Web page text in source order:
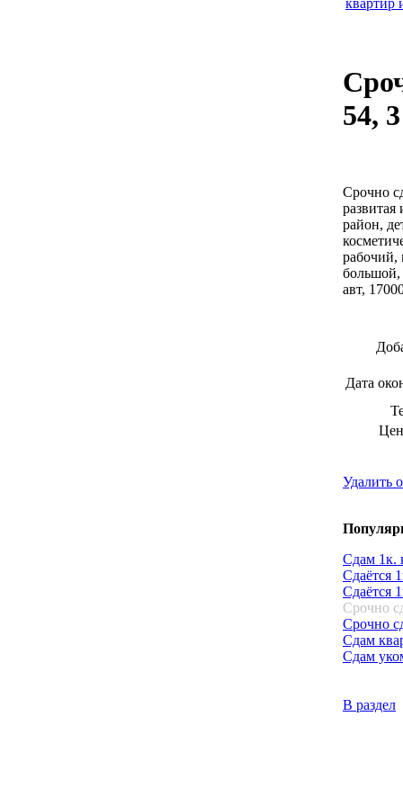
квартир
54,
Срочно
район,
рабочий,
большой,
авт,
Дата
Удалить
Сдам 1к.
Сдаётся
Сдаётся
Срочно
Срочно
Сдам
Сдам
В раздел